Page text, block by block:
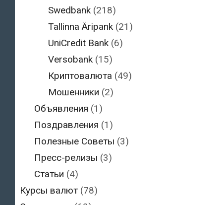
Swedbank (218)
Tallinna Äripank (21)
UniCredit Bank (6)
Versobank (15)
Криптовалюта (49)
Мошенники (2)
Объявления (1)
Поздравления (1)
Полезные Советы (3)
Пресс-релизы (3)
Статьи (4)
Курсы валют (78)